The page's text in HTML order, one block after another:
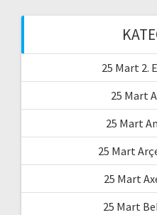
25 Mart 2.
25 Mart
25 Mart
25 Mart
25 Mart
25 Mart